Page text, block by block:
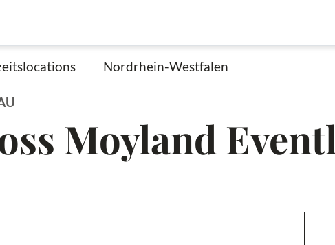
Nordrhein-Westfalen
Moyland